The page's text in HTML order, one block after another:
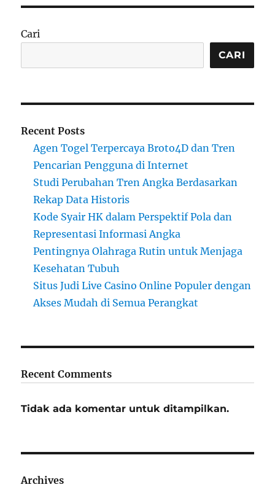
Cari
CARI
Recent Posts
Agen Togel Terpercaya Broto4D dan Tren
Pencarian Pengguna di Internet
Studi Perubahan Tren Angka Berdasarkan
Rekap Data Historis
Kode Syair HK dalam Perspektif Pola dan
Representasi Informasi Angka
Pentingnya Olahraga Rutin untuk Menjaga
Kesehatan Tubuh
Situs Judi Live Casino Online Populer dengan
Akses Mudah di Semua Perangkat
Recent Comments
Tidak ada komentar untuk ditampilkan.
Archives